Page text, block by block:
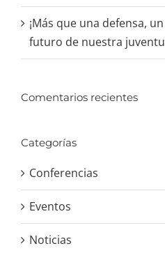
¡Más que una defensa,
futuro de nuestra
Comentarios recientes
Categorías
Conferencias
Eventos
Noticias